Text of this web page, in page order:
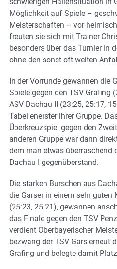
Möglichkeit auf Spiele –
Meisterschaften – vor
freuten sie sich mit Trainer
besonders über das Turnier in
ohne den sonst oft weiten
In der Vorrunde gewannen die
Spiele gegen den TSV Grafing
ASV Dachau II (23:25, 25:17,
Tabellenerster ihrer Gruppe.
Überkreuzspiel gegen den
anderen Gruppe war dann
dem man etwas überraschend
Dachau I gegenüberstand.
Die starken Burschen aus
die Garser in einem sehr guten
(25:23, 25:21), gewannen
das Finale gegen den TSV
verdient Oberbayerischer
bezwang der TSV Gars erneut
Grafing und belegte damit